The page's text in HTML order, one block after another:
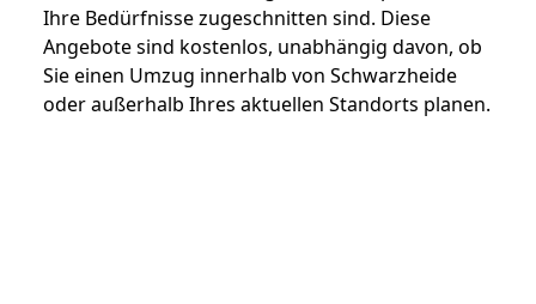
Ihre Bedürfnisse zugeschnitten sind. Diese
Angebote sind kostenlos, unabhängig davon, ob
Sie einen Umzug innerhalb von Schwarzheide
oder außerhalb Ihres aktuellen Standorts planen.